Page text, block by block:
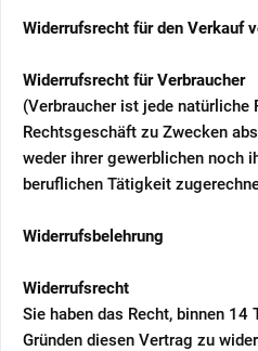
Widerrufsrecht für den Verkauf
Widerrufsrecht für Verbraucher
(Verbraucher ist jede natürliche
Rechtsgeschäft zu Zwecken
weder ihrer gewerblichen noch
beruflichen Tätigkeit
Widerrufsbelehrung
Widerrufsrecht
Sie haben das Recht, binnen 14
Gründen diesen Vertrag zu